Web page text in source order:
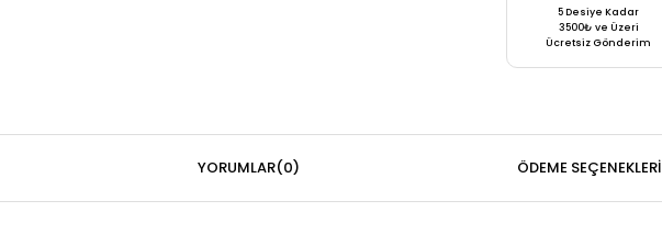
5 Desiye Kadar
3500₺ ve Üzeri
Ücretsiz Gönderim
YORUMLAR(0) ÖDEME SEÇENEKLERI